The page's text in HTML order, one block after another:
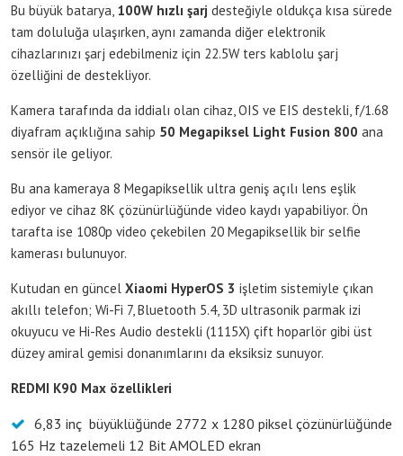
Bu büyük batarya, 100W hızlı şarj desteğiyle oldukça kısa sürede
tam doluluğa ulaşırken, aynı zamanda diğer elektronik
cihazlarınızı şarj edebilmeniz için 22.5W ters kablolu şarj
özelliğini de destekliyor.
Kamera tarafında da iddialı olan cihaz, OIS ve EIS destekli, f/1.68
diyafram açıklığına sahip 50 Megapiksel Light Fusion 800 ana
sensör ile geliyor.
Bu ana kameraya 8 Megapiksellik ultra geniş açılı lens eşlik
ediyor ve cihaz 8K çözünürlüğünde video kaydı yapabiliyor. Ön
tarafta ise 1080p video çekebilen 20 Megapiksellik bir selfie
kamerası bulunuyor.
Kutudan en güncel Xiaomi HyperOS 3 işletim sistemiyle çıkan
akıllı telefon; Wi-Fi 7, Bluetooth 5.4, 3D ultrasonik parmak izi
okuyucu ve Hi-Res Audio destekli (1115X) çift hoparlör gibi üst
düzey amiral gemisi donanımlarını da eksiksiz sunuyor.
REDMI K90 Max özellikleri
6,83 inç büyüklüğünde 2772 x 1280 piksel çözünürlüğünde
165 Hz tazelemeli 12 Bit AMOLED ekran